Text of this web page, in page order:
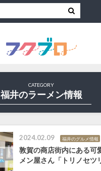
CATEGORY
福井のラーメン情報
2024.02.09 福井のグルメ情報
敦賀の商店街内にある可
メン屋さん「トリノセツ